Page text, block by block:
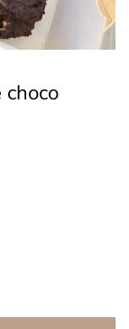
choco